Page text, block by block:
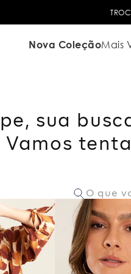
Nova ColeçãoMais
sua
Vamos